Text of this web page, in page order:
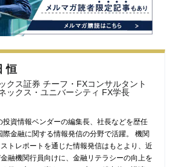
恒
クス証券 チーフ・FXコンサルタント
ックス・ユニバーシティ FX学長
投資情報ベンダーの編集長、社長などを歴任
際金融に関する情報発信の分野で活躍。 機関
トレポートを通じた情報発信はもとより、近
融機関行員向けに、金融リテラシーの向上を